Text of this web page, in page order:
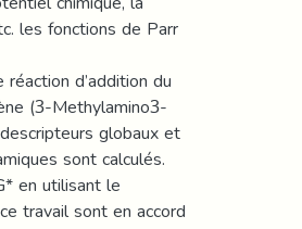
les fonctions de Parr
d’addition du
(3-Methylamino3-
globaux et
sont calculés.
en utilisant le
travail sont en accord